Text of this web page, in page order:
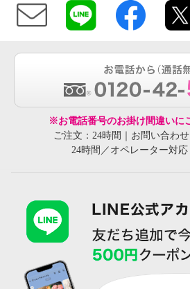
※お電話番号のお掛け間違いに
ご注文：24時間｜お問い合わ
24時間／オペレーター対応